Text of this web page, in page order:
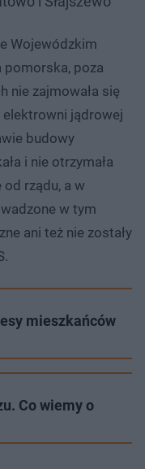
Wojewódzkim
pomorska, poza
nie zajmowała się
jądrowej
budowy
i nie otrzymała
rządu, a w
w tym
ani też nie zostały
mieszkańców
Co wiemy o